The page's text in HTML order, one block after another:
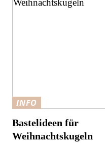
INFO
Bastelideen für
Weihnachtskugeln